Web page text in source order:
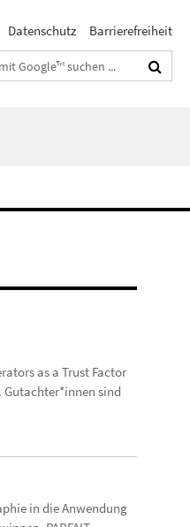
Datenschutz Barrierefreiheit
as a Trust Factor
sind
in die Anwendung